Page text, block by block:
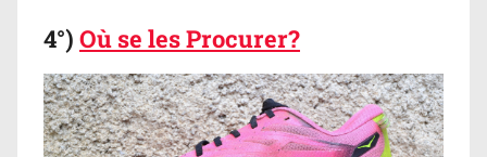
4°) Où se les Procurer?